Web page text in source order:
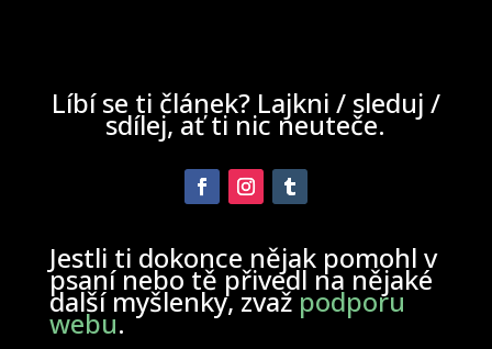
Líbí se ti článek? Lajkni / sleduj /
sdílej, ať ti nic neuteče.
Jestli ti dokonce nějak pomohl v
psaní nebo tě přivedl na nějaké
další myšlenky, zvažpodporu
webu.